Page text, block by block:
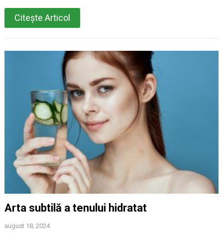
Citește Articol
Arta subtilă a tenului hidratat
august 18, 2024